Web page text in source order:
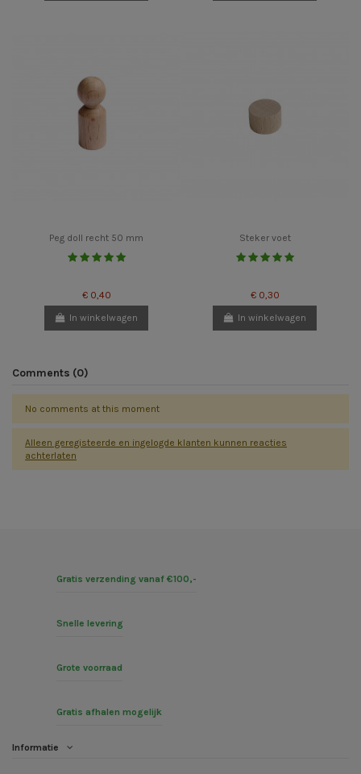
Peg doll recht 50 mm
€ 0,40
In winkelwagen
Steker voet
€ 0,30
In winkelwagen
Comments (0)
No comments at this moment
Alleen geregisteerde en ingelogde klanten kunnen reacties
achterlaten
Gratis verzending vanaf €100,-
Snelle levering
Grote voorraad
Gratis afhalen mogelijk
Informatie